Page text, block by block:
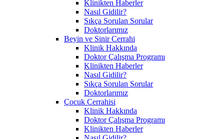
Klinikten Haberler
Nasıl Gidilir?
Sıkça Sorulan Sorular
Doktorlarımız
Beyin ve Sinir Cerrahi
Klinik Hakkında
Doktor Çalışma Programı
Klinikten Haberler
Nasıl Gidilir?
Sıkça Sorulan Sorular
Doktorlarımız
Çocuk Cerrahisi
Klinik Hakkında
Doktor Çalışma Programı
Klinikten Haberler